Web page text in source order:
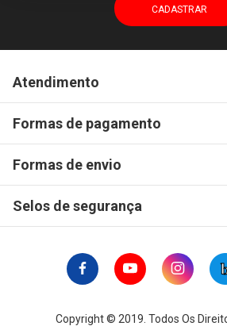
Atendimento
Formas de pagamento
Formas de envio
Selos de segurança
Copyright © 2019. Todos Os